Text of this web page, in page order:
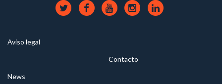
Aviso legal
Contacto
News